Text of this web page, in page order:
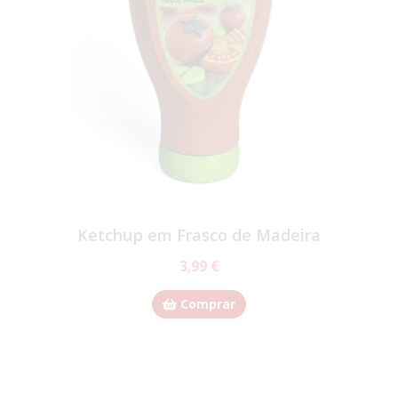
Ketchup em Frasco de Madeira
3,99 €
Comprar